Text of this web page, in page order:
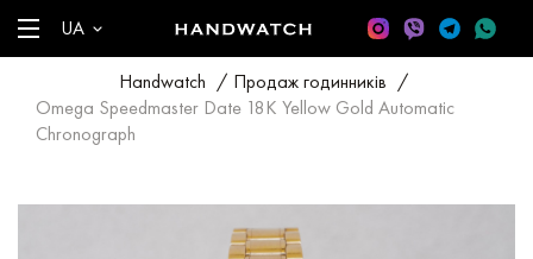
UA
Handwatch / Продаж годинників /
Omega Speedmaster Date 18K Yellow Gold Automatic
Chronograph